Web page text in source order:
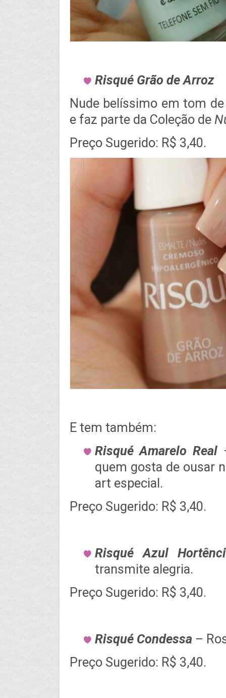
Risqué Grão de Arroz
Nude belíssimo em tom
e faz parte da Coleção de
Preço Sugerido: R$ 3,40.
E tem também:
Risqué Amarelo Real
quem gosta de ousar
art especial.
Preço Sugerido: R$ 3,40.
Risqué Azul
transmite alegria.
Preço Sugerido: R$ 3,40.
Risqué Condessa –
Preço Sugerido: R$ 3,40.